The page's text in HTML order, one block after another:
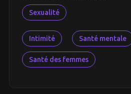
Sexualité
Intimité Santé mentale
Santé des femmes